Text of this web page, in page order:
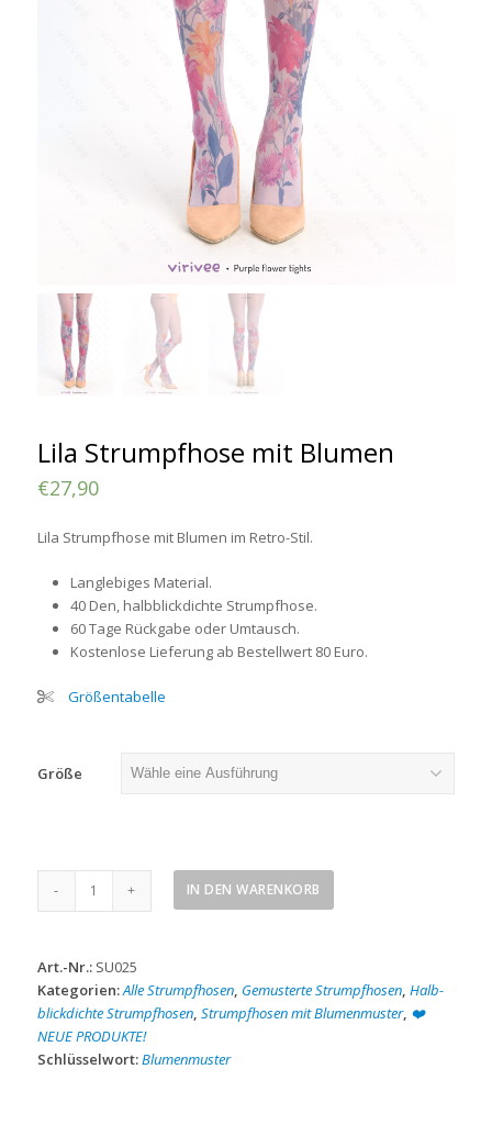
Lila Strumpfhose mit Blumen
€27,90
Lila Strumpfhose mit Blumen im Retro-Stil.
Langlebiges Material.
40 Den, halbblickdichte Strumpfhose.
60 Tage Rückgabe oder Umtausch.
Kostenlose Lieferung ab Bestellwert 80 Euro.
Größentabelle
Größe
Lila
Menge
IN DEN WARENKORB
Art.-Nr.: SU025
Kategorien:Alle Strumpfhosen, Gemusterte Strumpfhosen, Halb-
blickdichte Strumpfhosen, Strumpfhosen mit Blumenmuster, ❤️
NEUE PRODUKTE!
Schlüsselwort:Blumenmuster